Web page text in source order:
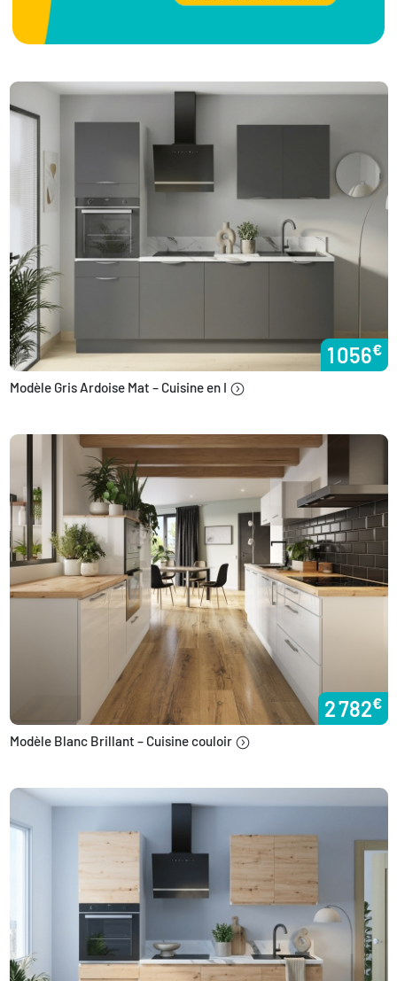
1 056€
Modèle Gris Ardoise Mat – Cuisine en I
2 782€
Modèle Blanc Brillant – Cuisine couloir